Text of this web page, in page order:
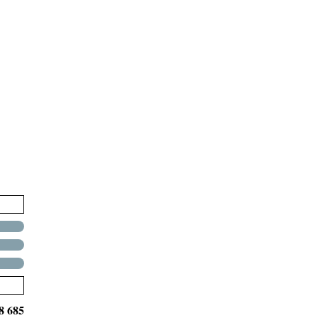
685